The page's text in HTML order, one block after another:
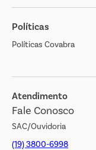
Sobre o Covabra
Nossas Lojas
Cliente Bem Estar
Jornal de Ofertas
Transparência Salarial
Políticas
Políticas Covabra
Atendimento
Fale Conosco
SAC/Ouvidoria
(19) 3800-6998